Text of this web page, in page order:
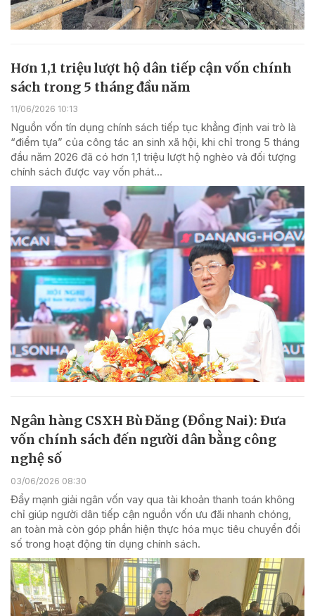
Hơn 1,1 triệu lượt hộ dân tiếp cận vốn chính
sách trong 5 tháng đầu năm
11/06/2026 10:13
Nguồn vốn tín dụng chính sách tiếp tục khẳng định vai trò là
“điểm tựa” của công tác an sinh xã hội, khi chỉ trong 5 tháng
đầu năm 2026 đã có hơn 1,1 triệu lượt hộ nghèo và đối tượng
chính sách được vay vốn phát...
Ngân hàng CSXH Bù Đăng (Đồng Nai): Đưa
vốn chính sách đến người dân bằng công
nghệ số
03/06/2026 08:30
Đẩy mạnh giải ngân vốn vay qua tài khoản thanh toán không
chỉ giúp người dân tiếp cận nguồn vốn ưu đãi nhanh chóng,
an toàn mà còn góp phần hiện thực hóa mục tiêu chuyển đổi
số trong hoạt động tín dụng chính sách.